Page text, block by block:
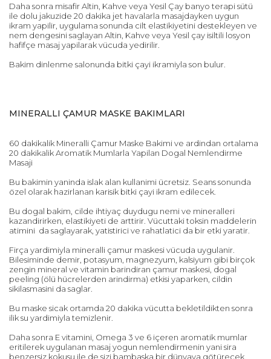
Daha sonra misafir Altin, Kahve veya Yesil Çay banyo terapi sütü
ile dolu jakuzide 20 dakika jet havalarla masajdayken uygun
ikram yapilir, uygulama sonunda cilt elastikiyetini destekleyen ve
nem dengesini saglayan Altin, Kahve veya Yesil çay isiltili losyon
hafifçe masaj yapilarak vücuda yedirilir.
Bakim dinlenme salonunda bitki çayi ikramiyla son bulur.
MINERALLI ÇAMUR MASKE BAKIMLARI
60 dakikalik Mineralli Çamur Maske Bakimi ve ardindan ortalama
20 dakikalik Aromatik Mumlarla Yapilan Dogal Nemlendirme
Masaji
Bu bakimin yaninda islak alan kullanimi ücretsiz. Seans sonunda
özel olarak hazirlanan karisik bitki çayi ikram edilecek.
Bu dogal bakim, cilde ihtiyaç duydugu nemi ve mineralleri
kazandirirken, elastikiyeti de arttirir. Vücuttaki toksin maddelerin
atimini da saglayarak, yatistirici ve rahatlatici da bir etki yaratir.
Firça yardimiyla mineralli çamur maskesi vücuda uygulanir.
Bilesiminde demir, potasyum, magnezyum, kalsiyum gibi birçok
zengin mineral ve vitamin barindiran çamur maskesi, dogal
peeling (ölü hücrelerden arindirma) etkisi yaparken, cildin
sikilasmasini da saglar.
Bu maske sicak ortamda 20 dakika vücutta bekletildikten sonra
ilik su yardimiyla temizlenir.
Daha sonra E vitamini, Omega 3 ve 6 içeren aromatik mumlar
eritilerek uygulanan masaj yogun nemlendirmenin yani sira
benzersiz kokusu ile de sizi bambaska bir dünyaya götürecek,